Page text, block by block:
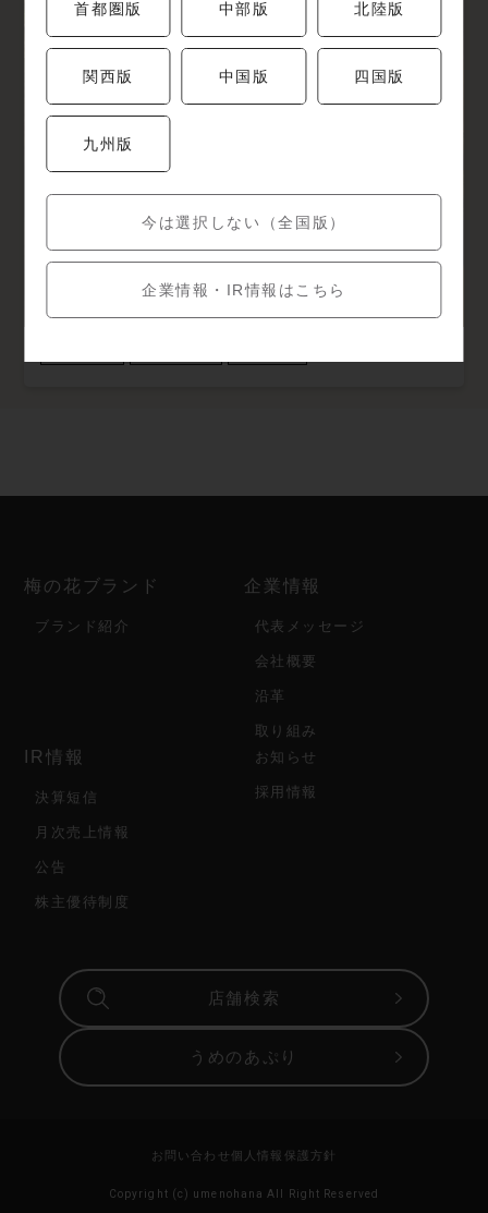
首都圏版 中部版 北陸版
関西版 中国版 四国版
九州版
今は選択しない（全国版）
企業情報・IR情報はこちら
梅の花ブランド
ブランド紹介
企業情報
代表メッセージ
会社概要
沿革
取り組み
IR情報
決算短信
月次売上情報
公告
株主優待制度
お知らせ
採用情報
店舗検索
うめのあぷり
お問い合わせ 個人情報保護方針
Copyright (c) umenohana All Right Reserved